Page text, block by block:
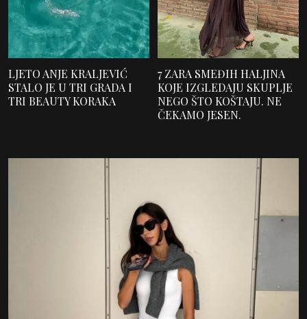
LJETO ANJE KRALJEVIĆ
STALO JE U TRI GRADA I
TRI BEAUTY KORAKA
7 ZARA SMEĐIH HALJINA
KOJE IZGLEDAJU SKUPLJE
NEGO ŠTO KOŠTAJU. NE
ČEKAMO JESEN.